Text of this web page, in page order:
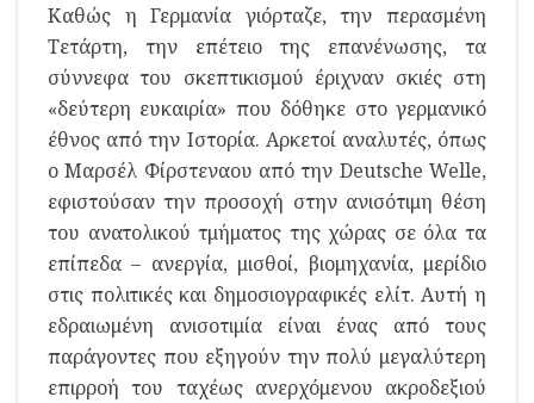
Καθώς η Γερμανία γιόρταζε, την περασμένη
Τετάρτη, την επέτειο της επανένωσης, τα
σύννεφα του σκεπτικισμού έριχναν σκιές στη
«δεύτερη ευκαιρία» που δόθηκε στο γερμανικό
έθνος από την Ιστορία. Αρκετοί αναλυτές, όπως
ο Μαρσέλ Φίρστεναου από την Deutsche Welle,
εφιστούσαν την προσοχή στην ανισότιμη θέση
του ανατολικού τμήματος της χώρας σε όλα τα
επίπεδα – ανεργία, μισθοί, βιομηχανία, μερίδιο
στις πολιτικές και δημοσιογραφικές ελίτ. Αυτή η
εδραιωμένη ανισοτιμία είναι ένας από τους
παράγοντες που εξηγούν την πολύ μεγαλύτερη
επιρροή του ταχέως ανερχόμενου ακροδεξιού